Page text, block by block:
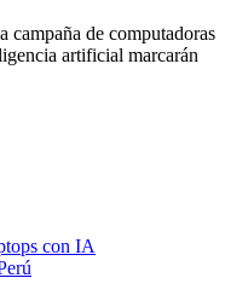
campaña de computadoras
artificial marcarán